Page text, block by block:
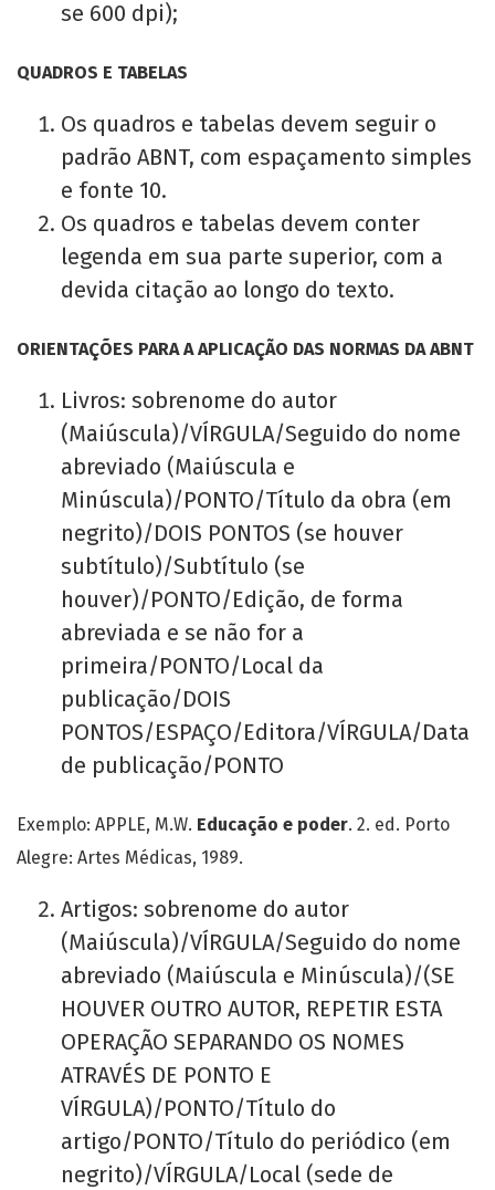
se 600 dpi);
QUADROS E TABELAS
Os quadros e tabelas devem seguir o
padrão ABNT, com espaçamento simples
e fonte 10.
Os quadros e tabelas devem conter
legenda em sua parte superior, com a
devida citação ao longo do texto.
ORIENTAÇÕES PARA A APLICAÇÃO DAS NORMAS DA ABNT
Livros: sobrenome do autor
(Maiúscula)/VÍRGULA/Seguido do nome
abreviado (Maiúscula e
Minúscula)/PONTO/Título da obra (em
negrito)/DOIS PONTOS (se houver
subtítulo)/Subtítulo (se
houver)/PONTO/Edição, de forma
abreviada e se não for a
primeira/PONTO/Local da
publicação/DOIS
PONTOS/ESPAÇO/Editora/VÍRGULA/Data
de publicação/PONTO
Exemplo: APPLE, M.W. Educação e poder. 2. ed. Porto
Alegre: Artes Médicas, 1989.
Artigos: sobrenome do autor
(Maiúscula)/VÍRGULA/Seguido do nome
abreviado (Maiúscula e Minúscula)/(SE
HOUVER OUTRO AUTOR, REPETIR ESTA
OPERAÇÃO SEPARANDO OS NOMES
ATRAVÉS DE PONTO E
VÍRGULA)/PONTO/Título do
artigo/PONTO/Título do periódico (em
negrito)/VÍRGULA/Local (sede de